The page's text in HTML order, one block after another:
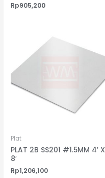
Rp905,200
Plat
PLAT 2B SS201 #1.5MM 4′ X
8′
Rp1,206,100